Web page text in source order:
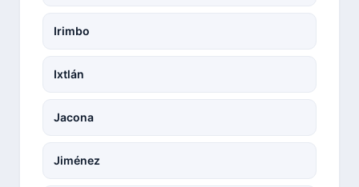
Irimbo
Ixtlán
Jacona
Jiménez